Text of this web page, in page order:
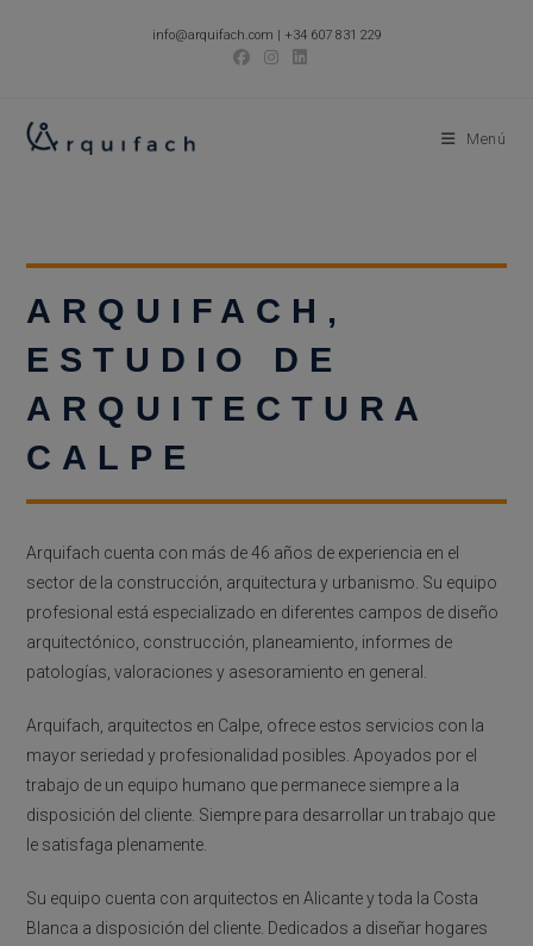
info@arquifach.com | +34 607 831 229
Menú
ARQUIFACH,
ESTUDIO DE
ARQUITECTURA
CALPE
Arquifach cuenta con más de 46 años de experiencia en el
sector de la construcción, arquitectura y urbanismo. Su equipo
profesional está especializado en diferentes campos de diseño
arquitectónico, construcción, planeamiento, informes de
patologías, valoraciones y asesoramiento en general.
Arquifach, arquitectos en Calpe, ofrece estos servicios con la
mayor seriedad y profesionalidad posibles. Apoyados por el
trabajo de un equipo humano que permanece siempre a la
disposición del cliente. Siempre para desarrollar un trabajo que
le satisfaga plenamente.
Su equipo cuenta con arquitectos en Alicante y toda la Costa
Blanca a disposición del cliente. Dedicados a diseñar hogares